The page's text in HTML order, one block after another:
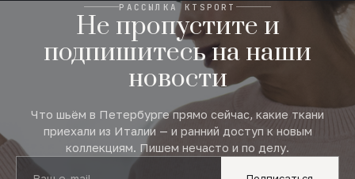
РАССЫЛКА KTSPORT
Не пропустите и
подпишитесь на наши
новости
Что шьём в Петербурге прямо сейчас, какие ткани
приехали из Италии — и ранний доступ к новым
коллекциям. Пишем нечасто и по делу.